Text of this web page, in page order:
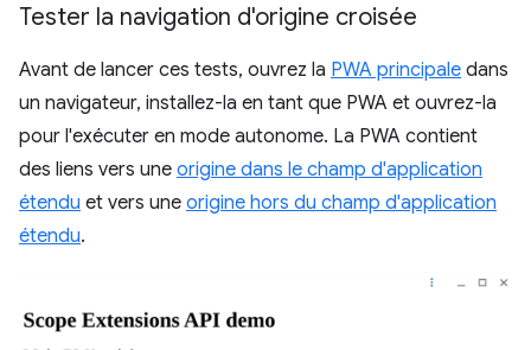
Tester la navigation d'origine croisée
Avant de lancer ces tests, ouvrez la PWA principale dans
un navigateur, installez-la en tant que PWA et ouvrez-la
pour l'exécuter en mode autonome. La PWA contient
des liens vers une origine dans le champ d'application
étendu et vers une origine hors du champ d'application
étendu.